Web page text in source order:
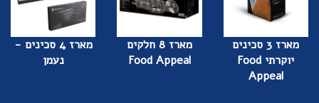
מארז 3 סכינים
יוקרתי Food
Appeal
מארז 8 חלקים
Food Appeal
מארז 4 סכינים -
נעמן